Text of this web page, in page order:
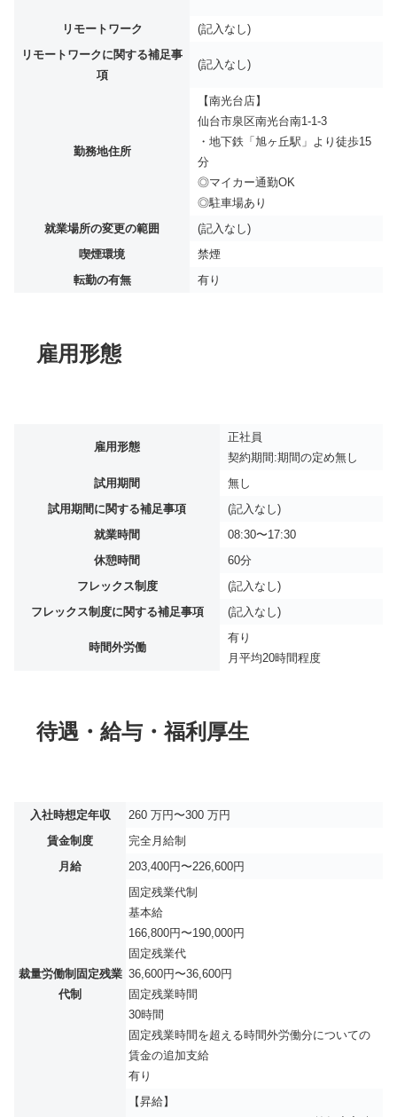
リモートワーク
(記入なし)
リモートワークに関する補足事
項
(記入なし)
勤務地住所
【南光台店】
仙台市泉区南光台南1-1-3
・地下鉄「旭ヶ丘駅」より徒歩15
分
◎マイカー通勤OK
◎駐車場あり
就業場所の変更の範囲
(記入なし)
喫煙環境
禁煙
転勤の有無
有り
雇用形態
雇用形態
正社員
契約期間:期間の定め無し
試用期間
無し
試用期間に関する補足事項
(記入なし)
就業時間
08:30〜17:30
休憩時間
60分
フレックス制度
(記入なし)
フレックス制度に関する補足事項
(記入なし)
時間外労働
有り
月平均20時間程度
待遇・給与・福利厚生
入社時想定年収
260 万円〜300 万円
賃金制度
完全月給制
月給
203,400円〜226,600円
裁量労働制固定残業
代制
固定残業代制
基本給
166,800円〜190,000円
固定残業代
36,600円〜36,600円
固定残業時間
30時間
固定残業時間を超える時間外労働分についての
賃金の追加支給
有り
【昇給】